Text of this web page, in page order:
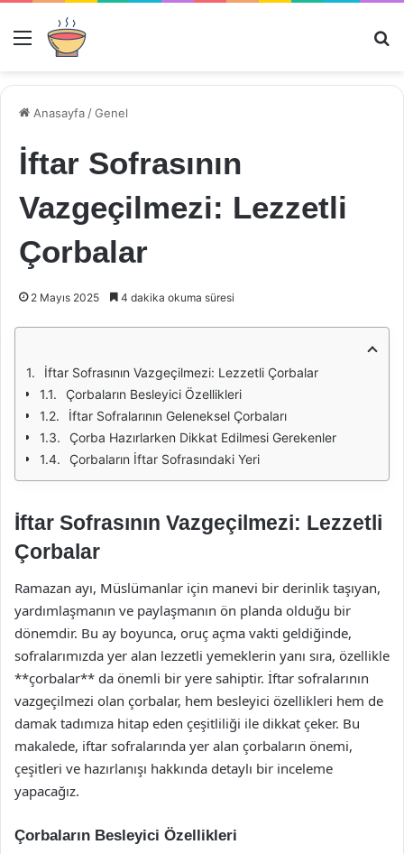
Menü
Anasayfa /Genel
İftar Sofrasının
Vazgeçilmezi: Lezzetli
Çorbalar
2 Mayıs 2025 4 dakika okuma süresi
İftar Sofrasının Vazgeçilmezi: Lezzetli Çorbalar
Çorbaların Besleyici Özellikleri
İftar Sofralarının Geleneksel Çorbaları
Çorba Hazırlarken Dikkat Edilmesi Gerekenler
Çorbaların İftar Sofrasındaki Yeri
İftar Sofrasının Vazgeçilmezi: Lezzetli
Çorbalar
Ramazan ayı, Müslümanlar için manevi bir derinlik taşıyan,
yardımlaşmanın ve paylaşmanın ön planda olduğu bir
dönemdir. Bu ay boyunca, oruç açma vakti geldiğinde,
sofralarımızda yer alan lezzetli yemeklerin yanı sıra, özellikle
**çorbalar** da önemli bir yere sahiptir. İftar sofralarının
vazgeçilmezi olan çorbalar, hem besleyici özellikleri hem de
damak tadımıza hitap eden çeşitliliği ile dikkat çeker. Bu
makalede, iftar sofralarında yer alan çorbaların önemi,
çeşitleri ve hazırlanışı hakkında detaylı bir inceleme
yapacağız.
Çorbaların Besleyici Özellikleri